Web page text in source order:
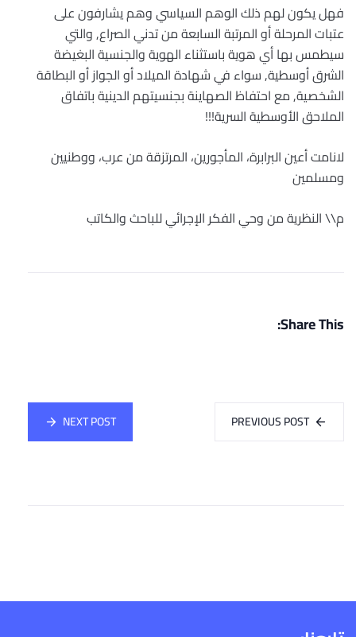
فهل يكون لهم ذلك الوهم السياسي وهم يشارفون على
عتبات المرحلة أو المرتبة السابعة من تدني الصراع, والتي
سيطمس بها أي هوية باستثناء الهوية والجنسية البغيضة
الشرق أوسطية, سواء في شهادة الميلاد أو الجواز أو البطاقة
الشخصية, مع احتفاظ الصهاينة بجنسيتهم الدينية باتفاق
الملاحق الأوسطية السرية!!!
لانامت أعين البرابرة، المأجورين، المرتزقة من عرب، ووطنيين
ومسلمين
م\\ النظرية من وحي الفكر الإجرائي للباحث والكاتب
Share This:
PREVIOUS POST
NEXT POST